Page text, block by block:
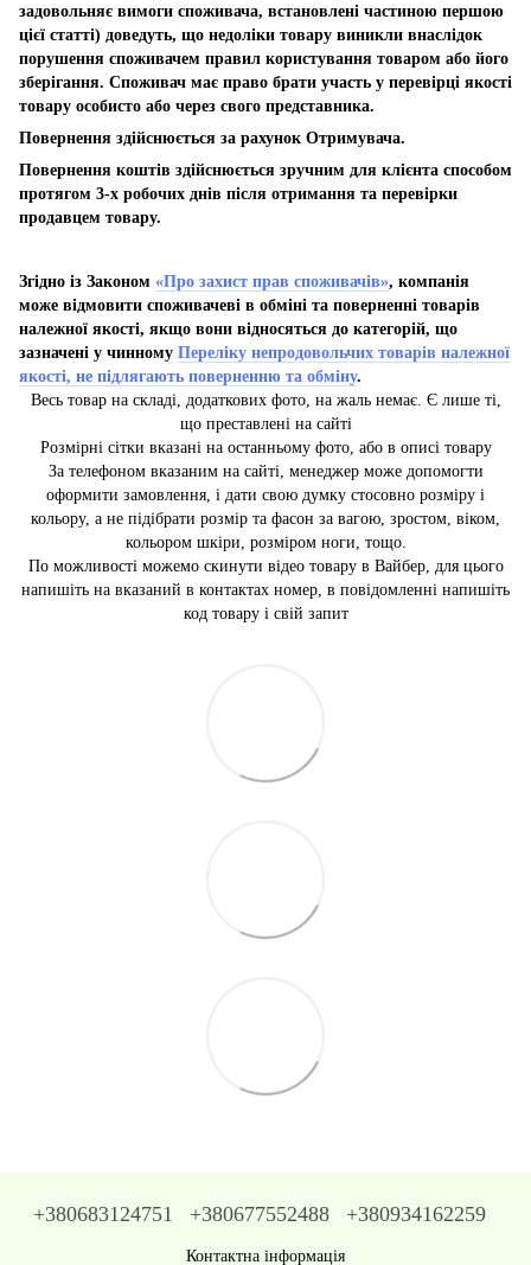
задовольняє вимоги споживача, встановлені частиною першою
цієї статті) доведуть, що недоліки товару виникли внаслідок
порушення споживачем правил користування товаром або його
зберігання. Споживач має право брати участь у перевірці якості
товару особисто або через свого представника.
Повернення здійснюється за рахунок Отримувача.
Повернення коштів здійснюється зручним для клієнта способом
протягом 3-х робочих днів після отримання та перевірки
продавцем товару.
Згідно із Законом «Про захист прав споживачів», компанія
може відмовити споживачеві в обміні та поверненні товарів
належної якості, якщо вони відносяться до категорій, що
зазначені у чинному Переліку непродовольчих товарів належної
якості, не підлягають поверненню та обміну.
Весь товар на складі, додаткових фото, на жаль немає. Є лише ті,
що преставлені на сайті
Розмірні сітки вказані на останньому фото, або в описі товару
За телефоном вказаним на сайті, менеджер може допомогти
оформити замовлення, і дати свою думку стосовно розміру і
кольору, а не підібрати розмір та фасон за вагою, зростом, віком,
кольором шкіри, розміром ноги, тощо.
По можливості можемо скинути відео товару в Вайбер, для цього
напишіть на вказаний в контактах номер, в повідомленні напишіть
код товару і свій запит
+380683124751 +380677552488 +380934162259
Контактна інформація